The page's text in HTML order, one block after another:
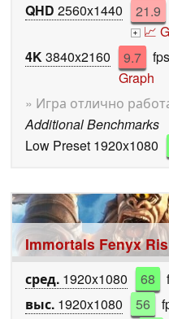
QHD 2560x1440 21.9
+ 📈
4K3840x2160 9.7
Graph
» Игра отлично
Additional Benchmarks
Low Preset 1920x1080
Immortals Fenyx
сред. 1920x1080 68
выс. 1920x1080 56